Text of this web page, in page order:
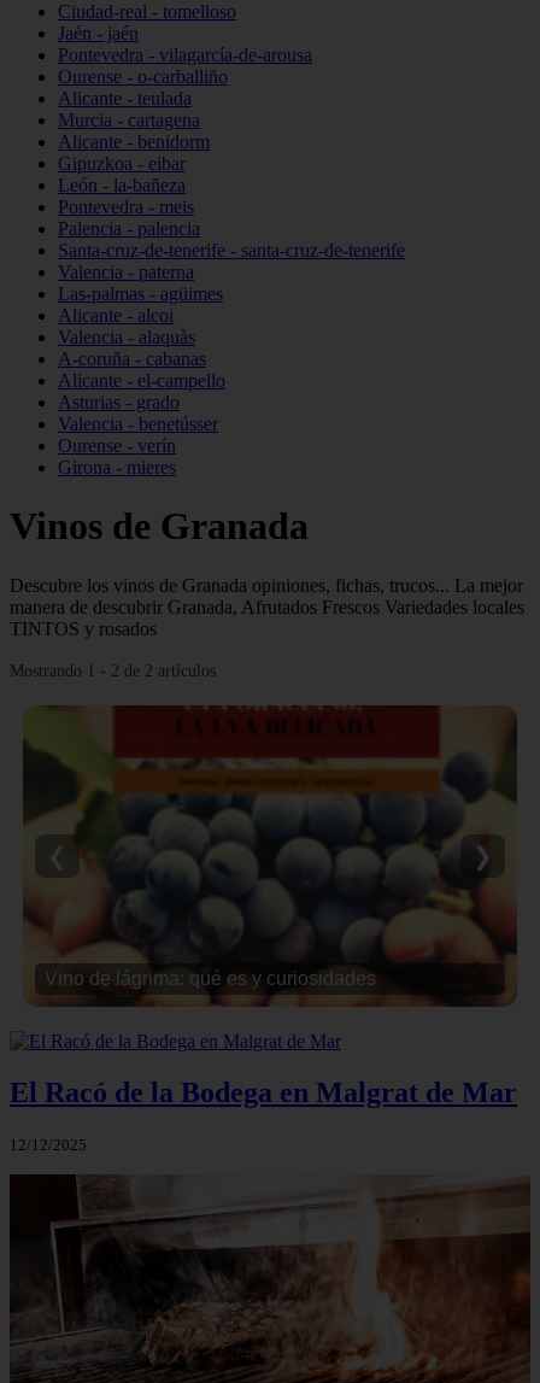
Ciudad-real - tomelloso
Jaén - jaén
Pontevedra - vilagarcía-de-arousa
Ourense - o-carballiño
Alicante - teulada
Murcia - cartagena
Alicante - benidorm
Gipuzkoa - eibar
León - la-bañeza
Pontevedra - meis
Palencia - palencia
Santa-cruz-de-tenerife - santa-cruz-de-tenerife
Valencia - paterna
Las-palmas - agüimes
Alicante - alcoi
Valencia - alaquàs
A-coruña - cabanas
Alicante - el-campello
Asturias - grado
Valencia - benetússer
Ourense - verín
Girona - mieres
Vinos de Granada
Descubre los vinos de Granada opiniones, fichas, trucos... La mejor
manera de descubrir Granada, Afrutados Frescos Variedades locales
TINTOS y rosados
Mostrando 1 - 2 de 2 artículos
Vino de lágrima: qué es y curiosidades
❮ ❯
El Racó de la Bodega en Malgrat de Mar
12/12/2025